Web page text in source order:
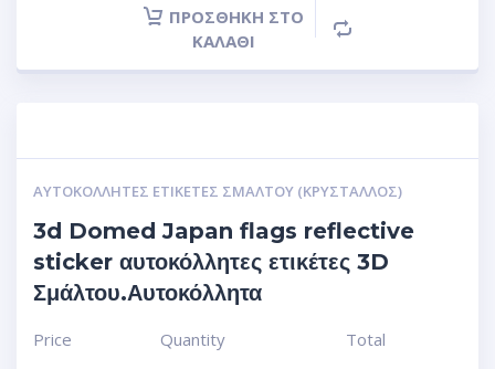
ΠΡΟΣΘΉΚΗ ΣΤΟ
ΚΑΛΆΘΙ
ΑΥΤΟΚΌΛΛΗΤΕΣ ΕΤΙΚΈΤΕΣ ΣΜΆΛΤΟΥ (ΚΡΥΣΤΑΛΛΟΣ)
3d Domed Japan flags reflective
sticker αυτοκόλλητες ετικέτες 3D
Σμάλτου.Αυτοκόλλητα
Price
Quantity
Total